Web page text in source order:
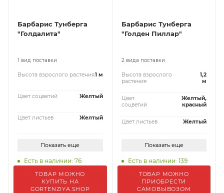
Барбарис Тунберга
"Голдалита"
1 вид поставки
Высота взрослого растения1 м
Цвет соцветий Желтый
Цвет листьев Желтый
Показать еще
Есть в наличии: 76
ТОВАР МОЖНО
КУПИТЬ НА
GORTENZIYA.SHOP
Барбарис Тунберга
"Голден Пиллар"
2 вида поставки
Высота взрослого
растения
1,2
м
Цвет
соцветий
Желтый,
красный
Цвет листьев Желтый
Показать еще
Есть в наличии: 139
ТОВАР МОЖНО
ПРИОБРЕСТИ
САМОВЫВОЗОМ